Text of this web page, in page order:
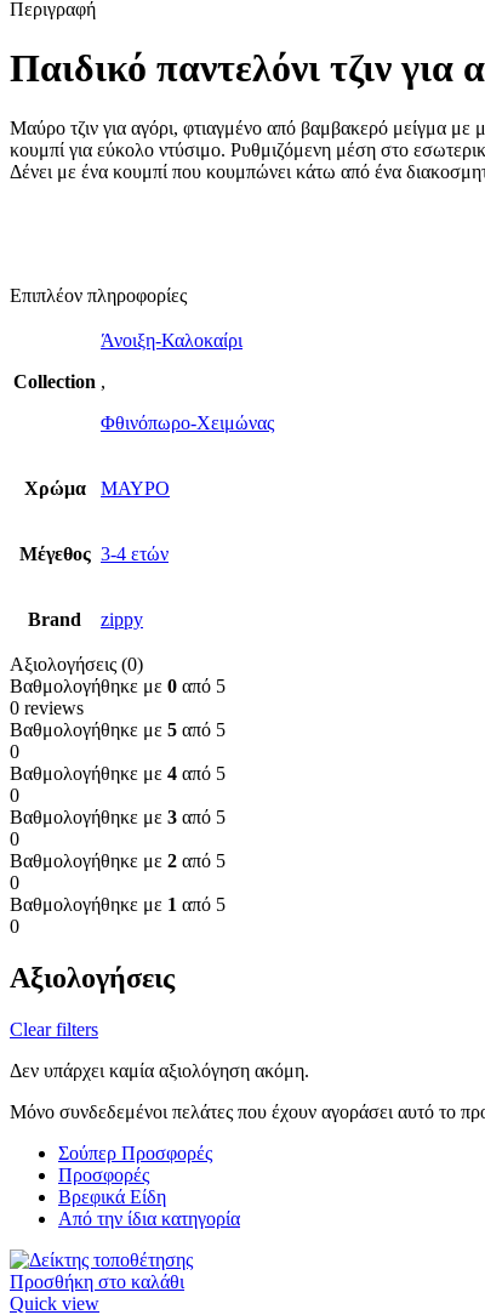
Περιγραφή
Παιδικό παντελόνι τζιν
Μαύρο τζιν για αγόρι, φτιαγμένο από βαμβακερό μείγμα με
κουμπί για εύκολο ντύσιμο. Ρυθμιζόμενη μέση στο
Δένει με ένα κουμπί που κουμπώνει κάτω από ένα
Επιπλέον πληροφορίες
Collection
Άνοιξη-Καλοκαίρι
,
Φθινόπωρο-Χειμώνας
Χρώμα ΜΑΥΡΟ
Μέγεθος 3-4 ετών
Brand zippy
Αξιολογήσεις (0)
Βαθμολογήθηκε με 0 από 5
0 reviews
Βαθμολογήθηκε με 5 από 5
0
Βαθμολογήθηκε με 4 από 5
0
Βαθμολογήθηκε με 3 από 5
0
Βαθμολογήθηκε με 2 από 5
0
Βαθμολογήθηκε με 1 από 5
0
Αξιολογήσεις
Clear filters
Δεν υπάρχει καμία αξιολόγηση ακόμη.
Μόνο συνδεδεμένοι πελάτες που έχουν αγοράσει αυτό το
Σούπερ Προσφορές
Προσφορές
Βρεφικά Είδη
Από την ίδια κατηγορία
Προσθήκη στο καλάθι
Quick view